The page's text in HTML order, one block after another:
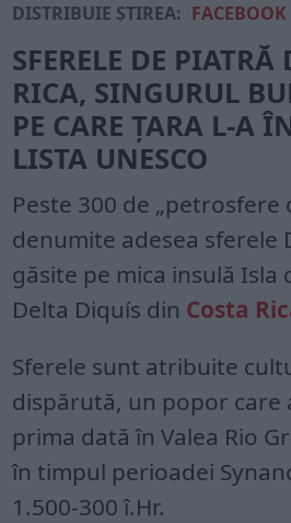
DISTRIBUIE ȘTIREA: FACEBOOK
SFERELE DE
RICA, SINGURUL
PE CARE ȚARA L-A
LISTA UNESCO
Peste 300 de „petrosfere
denumite adesea sferele
găsite pe mica insulă Isla
Delta Diquís din Costa
Sferele sunt atribuite
dispărută, un popor care
prima dată în Valea Rio
în timpul perioadei
1.500-300 î.Hr.